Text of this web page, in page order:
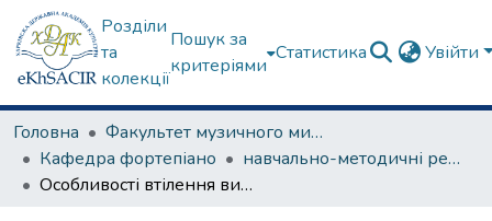
Розділи
та
колекції
Пошук за
критеріями
Статистика Увійти
Головна
Факультет музичного мистецтва
Кафедра фортепіано
навчально-методичні рекомендації, програми дисциплін
Особливості втілення виконавських традицій епохи Бароко